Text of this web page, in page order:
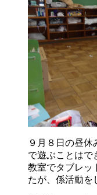
９月８日の昼
で遊ぶことはで
教室でタブレッ
たが、係活動を